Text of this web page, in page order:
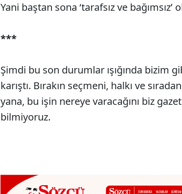
Yani baştan sona ‘tarafsız ve bağımsız’
***
Şimdi bu son durumlar ışığında bizim
karıştı. Bırakın seçmeni, halkı ve
yana, bu işin nereye varacağını biz
bilmiyoruz.